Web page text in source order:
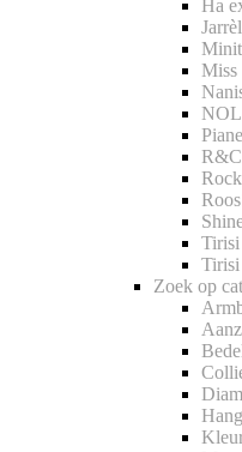
Ha
Miss
NOL
R&C
Zoek op